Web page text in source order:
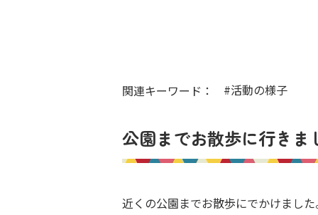
プライバシーポ
関連キーワード： #活動の様子
公園までお散歩に行きま
近くの公園までお散歩にでかけまし